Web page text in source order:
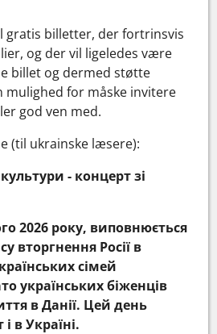
gratis billetter, der fortrinsvis
og der vil ligeledes være
billet og dermed støtte
mulighed for måske invitere
god ven med.
(til ukrainske læsere):
- концерт зі
2026 року, виповнюється
вторгнення Росії в
сімей
українських біженців
в Данії. Цей день
в Україні.